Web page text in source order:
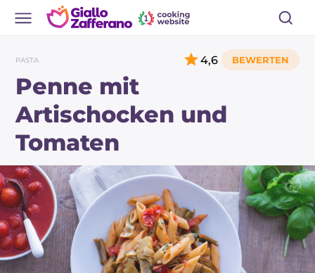
PASTA
Penne mit
Artischocken und
Tomaten
4,6